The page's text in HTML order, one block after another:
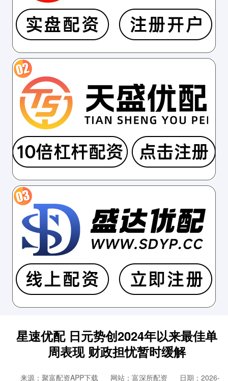
星速优配 日元势创2024年以来最佳单
周表现 财政担忧暂时缓解
来源：聚富配资APP下载 网站：富深所配资
日期：2026-